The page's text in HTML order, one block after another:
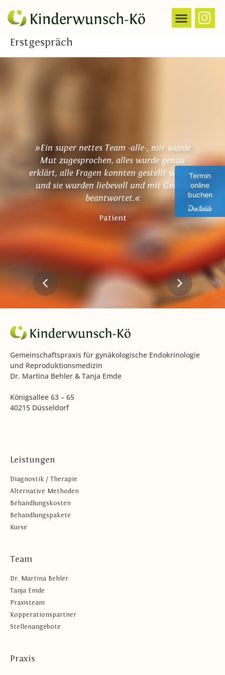
Erstgespräch
»Ein super nettes Team -alle-, mir wurde
Mut zugesprochen, alles wurde genau
erklärt, alle Fragen konnten gestellt werden
und sie wurden liebevoll und mit Geduld
beantwortet.«
Patient
Gemeinschaftspraxis für gynäkologische Endokrinologie
und Reproduktionsmedizin
Dr. Martina Behler & Tanja Emde
Königsallee 63 – 65
40215 Düsseldorf
Leistungen
Diagnostik / Therapie
Alternative Methoden
Behandlungskosten
Behandlungspakete
Kurse
Team
Dr. Martina Behler
Tanja Emde
Praxisteam
Kopperationspartner
Stellenangebote
Praxis
Termin
online
buchen